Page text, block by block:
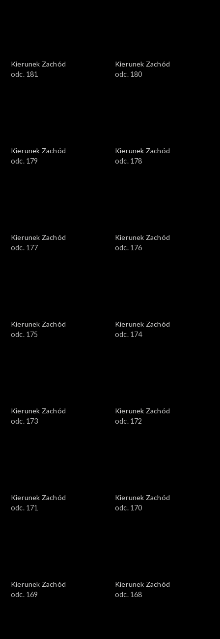
Kierunek Zachód
odc. 181
Kierunek Zachód
odc. 180
Kierunek Zachód
odc. 179
Kierunek Zachód
odc. 178
Kierunek Zachód
odc. 177
Kierunek Zachód
odc. 176
Kierunek Zachód
odc. 175
Kierunek Zachód
odc. 174
Kierunek Zachód
odc. 173
Kierunek Zachód
odc. 172
Kierunek Zachód
odc. 171
Kierunek Zachód
odc. 170
Kierunek Zachód
odc. 169
Kierunek Zachód
odc. 168